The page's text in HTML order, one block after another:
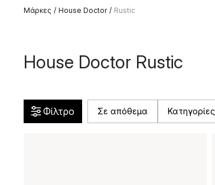
Μάρκες / House Doctor / Rustic
House Doctor Rustic
Φίλτρο Σε απόθεμα Κατηγορίες